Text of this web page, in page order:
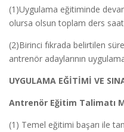
(1)Uygulama eğitiminde
olursa olsun toplam ders
(2)Birinci fıkrada belirtilen
antrenör adaylarının
UYGULAMA EĞİTİMİ VE
Antrenör Eğitim Talimatı
(1) Temel eğitimi başarı ile